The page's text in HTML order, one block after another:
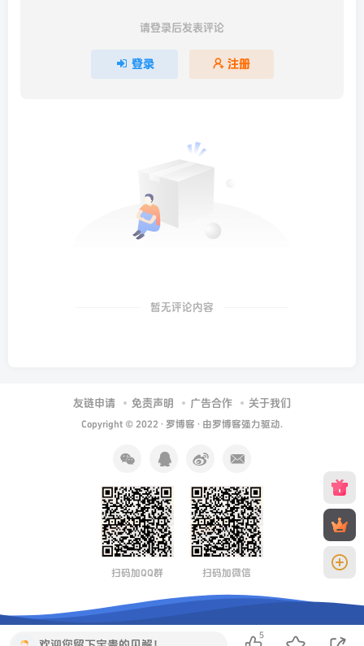
请登录后发表评论
登录 注册
暂无评论内容
友链申请 免责声明 广告合作 关于我们
Copyright © 2022 · 罗博客 · 由罗博客强力驱动.
扫码加QQ群 扫码加微信
5